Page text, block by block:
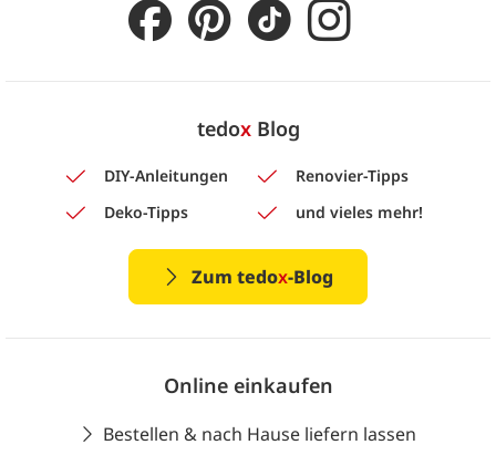
tedoxBlog
DIY-Anleitungen
Renovier-Tipps
Deko-Tipps
und vieles mehr!
Zum tedox-Blog
Online einkaufen
Bestellen & nach Hause liefern lassen